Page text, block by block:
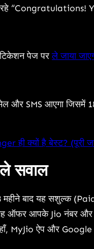
रहे
पेज परले जाया
SMS आएगा जिसमें 18
ही क्यों है बेस्ट? (पूरी
सवाल
महीने बाद यह सशुल्क
ऑफर आपके Jio नंबर और
MyJio ऐप और Google